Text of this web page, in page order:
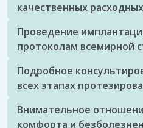
качественных
Проведение
протоколам всемирной
Подробное
всех этапах
Внимательное
комфорта и